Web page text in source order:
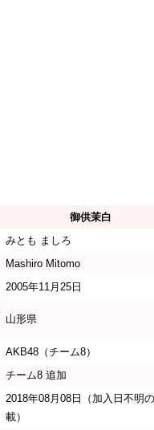
御供茉白
みとも ましろ
Mashiro Mitomo
2005年11月25日
山形県
AKB48（チーム8）
チーム8 追加
2018年08月08日（加入日不明
載）